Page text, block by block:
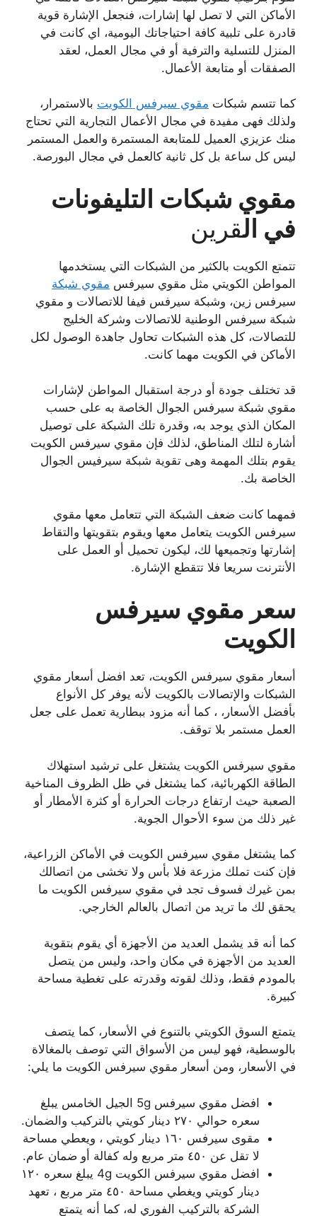
الأماكن التي لا تصل لها إشارات، فنجعل الإشارة قوية
قادرة على تلبية كافة احتياجاتك اليومية، اي كانت في
المنزل للتسلية والترفية أو في مجال العمل، لعقد
الصفقات أو متابعة الأعمال.
كما تتسم شبكات مقوي سيرفس الكويت بالاستمرار،
ولذلك فهى مفيدة في مجال الأعمال التجارية التي تحتاج
منك عزيزي العميل للمتابعة المستمرة والعمل المستمر
ليس كل ساعة بل كل ثانية كالعمل في مجال البورصة.
مقوي شبكات التليفونات
في القرين
تتمتع الكويت بالكثير من الشبكات التي يستخدمها
المواطن الكويتي مثل مقوي سيرفس مقوي شبكة
سيرفس زين، وشبكة سيرفس فيفا للاتصالات و مقوي
شبكة سيرفس الوطنية للاتصالات وشركة الخليج
للتصالات، كل هذه الشبكات تحاول جاهدة الوصول لكل
الأماكن في الكويت مهما كانت.
قد تختلف جودة أو درجة استقبال المواطن لإشارات
مقوي شبكة سيرفس الجوال الخاصة به على حسب
المكان الذي يوجد به، وقدرة تلك الشبكة على توصيل
أشارة لتلك المناطق، لذلك فإن مقوي سيرفس الكويت
يقوم بتلك المهمة وهى تقوية شبكة سيرفيس الجوال
الخاصة بك.
فمهما كانت ضعف الشبكة التي تتعامل معها مقوي
سيرفس الكويت يتعامل معها ويقوم بتقويتها والتقاط
إشارتها وتجميعها لك، ليكون تحميل أو العمل على
الأنترنت سريعا فلا تتقطع الإشارة.
سعر مقوي سيرفس
الكويت
أسعار مقوي سيرفس الكويت، تعد افضل أسعار مقوي
الشبكات والإتصالات بالكويت لأنه يوفر كل الأنواع
بأفضل الأسعار، ، كما أنه مزود ببطارية تعمل على جعل
العمل مستمر بلا توقف.
مقوي سيرفس الكويت يشتغل على ترشيد استهلاك
الطاقة الكهربائية، كما يشتغل في ظل الظروف المناخية
الصعبة حيث ارتفاع درجات الحرارة أو كثرة الأمطار أو
غير ذلك من سوء الأحوال الجوية.
كما يشتغل مقوي سيرفس الكويت في الأماكن الزراعية،
فإن كنت تملك مزرعة فلا بأس ولا تخشى من اتصالك
بمن غيرك فسوف تجد في مقوي سيرفس الكويت ما
يحقق لك ما تريد من اتصال بالعالم الخارجي.
كما أنه قد يشمل العديد من الأجهزة أي يقوم بتقوية
العديد من الأجهزة في مكان واحد، وليس من يتصل
بالمودم فقط، وذلك لقوته وقدرته على تغطية مساحة
كبيرة.
يتمتع السوق الكويتي بالتنوع في الأسعار، كما يتصف
بالوسطية، فهو ليس من الأسواق التي توصف بالمغالاة
في الأسعار، ومن أسعار مقوي سيرفس الكويت ما يلي:
افضل مقوي سيرفس 5g الجيل الخامس يبلغ
سعره حوالي ٢٧٠ دينار كويتي بالتركيب والضمان.
مقوى سيرفس ١٦٠ دينار كويتي ، ويعطي مساحة
لا تقل عن ٤٥٠ متر مربع وله كفالة أو ضمان عام.
افضل مقوي سيرفس الكويت 4g يبلغ سعره ١٢٠
دينار كويتي ويغطي مساحة ٤٥٠ متر مربع ، تعهد
الشركة بالتركيب الفوري له، كما أنه يتمتع